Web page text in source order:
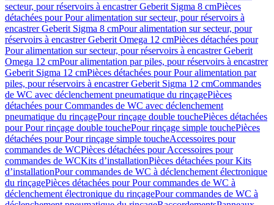
secteur, pour réservoirs à encastrer Geberit Sigma 8 cmPièces
détachées pour Pour alimentation sur secteur, pour réservoirs à
encastrer Geberit Sigma 8 cmPour alimentation sur secteur, pour
réservoirs à encastrer Geberit Omega 12 cmPièces détachées pour
Pour alimentation sur secteur, pour réservoirs à encastrer Geberit
Omega 12 cmPour alimentation par piles, pour réservoirs à encastrer
Geberit Sigma 12 cmPièces détachées pour Pour alimentation par
piles, pour réservoirs à encastrer Geberit Sigma 12 cmCommandes
de WC avec déclenchement pneumatique du rinçagePièces
détachées pour Commandes de WC avec déclenchement
pneumatique du rinçagePour rinçage double touchePièces détachées
pour Pour rinçage double touchePour rinçage simple touchePièces
détachées pour Pour rinçage simple toucheAccessoires pour
commandes de WCPièces détachées pour Accessoires pour
commandes de WCKits d’installationPièces détachées pour Kits
d’installationPour commandes de WC à déclenchement électronique
du rinçagePièces détachées pour Pour commandes de WC à
déclenchement électronique du rinçagePour commandes de WC à